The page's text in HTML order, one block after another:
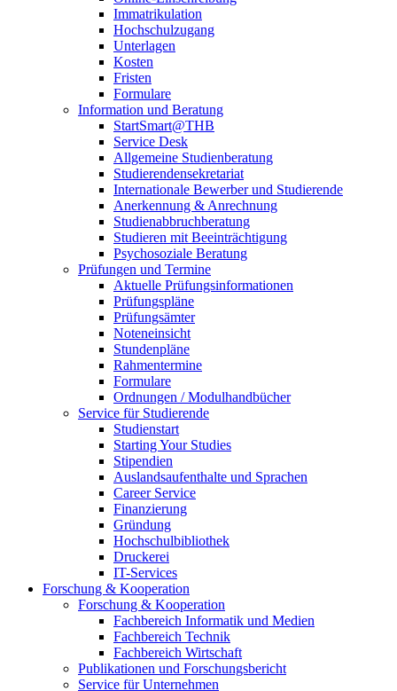
Immatrikulation
Hochschulzugang
Unterlagen
Kosten
Fristen
Formulare
Information und Beratung
StartSmart@THB
Service Desk
Allgemeine Studienberatung
Studierendensekretariat
Internationale Bewerber und Studierende
Anerkennung & Anrechnung
Studienabbruchberatung
Studieren mit Beeinträchtigung
Psychosoziale Beratung
Prüfungen und Termine
Aktuelle Prüfungsinformationen
Prüfungspläne
Prüfungsämter
Noteneinsicht
Stundenpläne
Rahmentermine
Formulare
Ordnungen / Modulhandbücher
Service für Studierende
Studienstart
Starting Your Studies
Stipendien
Auslandsaufenthalte und Sprachen
Career Service
Finanzierung
Gründung
Hochschulbibliothek
Druckerei
IT-Services
Forschung & Kooperation
Forschung & Kooperation
Fachbereich Informatik und Medien
Fachbereich Technik
Fachbereich Wirtschaft
Publikationen und Forschungsbericht
Service für Unternehmen